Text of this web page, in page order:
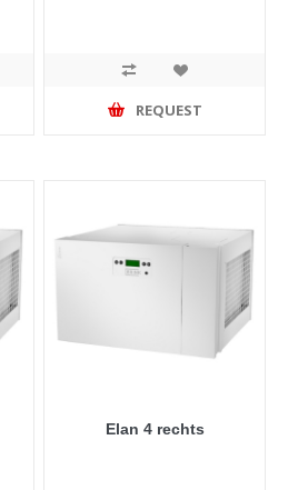
REQUEST
Elan 4 rechts